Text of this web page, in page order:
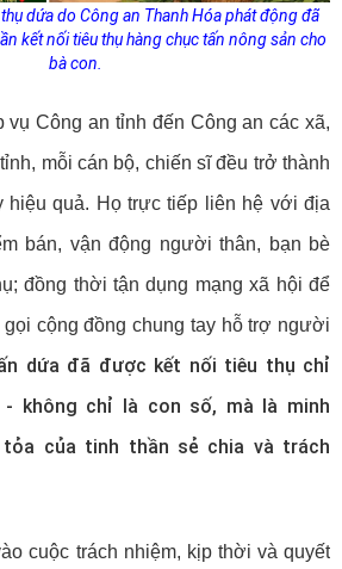
dứa do Công an Thanh Hóa phát động đã
kết nối tiêu thụ hàng chục tấn nông sản cho
bà con.
vụ Công an tỉnh đến Công an các xã,
mỗi cán bộ, chiến sĩ đều trở thành
hiệu quả. Họ trực tiếp liên hệ với địa
bán, vận động người thân, bạn bè
đồng thời tận dụng mạng xã hội để
gọi cộng đồng chung tay hỗ trợ người
dứa đã được kết nối tiêu thụ chỉ
không chỉ là con số, mà là minh
của tinh thần sẻ chia và trách
cuộc trách nhiệm, kịp thời và quyết